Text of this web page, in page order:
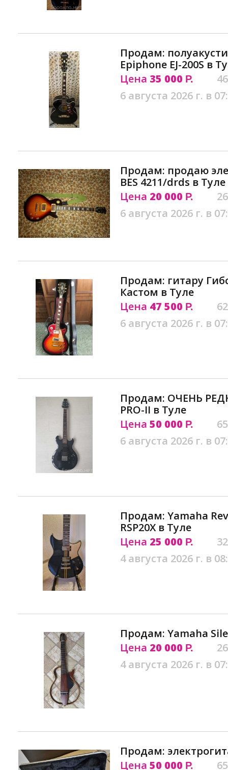
Продам:
Epiphone EJ-200S в
Цена 35 000 Р.
6 августа 2026 г. в
Продам: продаю
BES 4211/drds в Туле
Цена 20 000 Р.
6 августа 2026 г. в
Продам: гитару
Кастом в Туле
Цена 47 500 Р.
6 августа 2026 г. в
Продам: ОЧЕНЬ
PRO-II в Туле
Цена 50 000 Р.
6 августа 2026 г. в
Продам: Yamaha
RSP20X в Туле
Цена 25 000 Р.
4 августа 2026 г. в
Продам: Yamaha
Цена 20 000 Р.
4 августа 2026 г. в
Продам:
Цена 50 000 Р.